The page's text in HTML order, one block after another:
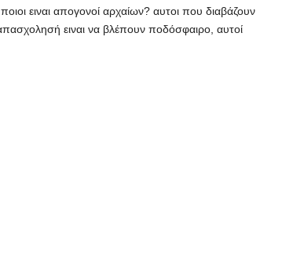
ειναι απογονοί αρχαίων? αυτοι που διαβάζουν
ειναι να βλέπουν ποδόσφαιρο, αυτοί